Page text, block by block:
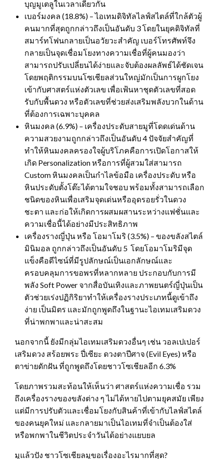
บุญมูเตลูในเวลาเดียวกัน
เบอร์มงคล (18.8%) – ไอเทมดิจิทัลไลฟ์สไตล์ที่ใกล้ตัวผู้
คนมากที่สุดถูกกล่าวถึงเป็นอันดับ 3 โดยในยุคดิจิทัลที่
สมาร์ทโฟนกลายเป็นอวัยวะสำคัญ เบอร์โทรศัพท์จึง
กลายเป็นจุดเชื่อมโยงทางความเชื่อที่ผู้คนมองว่า
สามารถปรับเปลี่ยนได้ง่ายและจับต้องผลลัพธ์ได้ชัดเจน
โดยพฤติกรรมบนโซเชียลส่วนใหญ่มักเป็นการผูกโยง
เข้ากับศาสตร์แห่งตัวเลข เพื่อเฟ้นหาชุดตัวเลขที่สอด
รับกับพื้นดวง หรือตัวเลขที่ช่วยส่งเสริมพลังบวกในด้าน
ที่ต้องการเฉพาะบุคคล
หินมงคล (6.9%) – เครื่องประดับสายมูที่โดดเด่นด้าน
ความสวยงามถูกกล่าวถึงเป็นอันดับ 4 ปัจจัยสำคัญที่
ทำให้หินมงคลครองใจผู้บริโภคคือการเปิดโอกาสให้
เกิด Personalization หรือการที่ผู้สวมใส่สามารถ
Custom หินมงคลเป็นกำไลข้อมือ เครื่องประดับ หรือ
หินประดับตั้งโต๊ะได้ตามใจชอบ พร้อมทั้งสามารถเลือก
ชนิดของหินเพื่อเสริมจุดเด่นหรืออุดรอยรั่วในดวง
ชะตา และก่อให้เกิดการผสมผสานระหว่างแฟชั่นและ
ความเชื่อนี้ได้อย่างมีประสิทธิภาพ
เครื่องรางญี่ปุ่น หรือ โอมาโมริ (3.5%) – ของขลังสไตล์
มินิมอล ถูกกล่าวถึงเป็นอันดับ 5 โดยโอมาโมริมีจุด
แข็งคือดีไซน์ที่มีรูปลักษณ์เป็นเอกลักษณ์และ
ครอบคลุมการขอพรที่หลากหลาย ประกอบกับการมี
พลัง Soft Power จากสื่อบันเทิงและภาพยนตร์ญี่ปุ่นเป็น
ตัวช่วยเร่งปฏิกิริยาทำให้เครื่องรางประเภทนี้ดูเข้าถึง
ง่าย เป็นมิตร และมักถูกพูดถึงในฐานะไอเทมเสริมดวง
ที่น่าพกพาและน่าสะสม
นอกจากนี้ ยังมีกลุ่มไอเทมเสริมดวงอื่นๆ เช่น วอลเปเปอร์
เสริมดวง สร้อยพระ ปี่เซียะ ดวงตาปีศาจ (Evil Eyes) หรือ
ตาข่ายดักฝัน ที่ถูกพูดถึงโดยชาวโซเชียลอีก 6.3%
โดยภาพรวมสะท้อนให้เห็นว่า ศาสตร์แห่งความเชื่อ รวม
ถึงเครื่องรางของขลังต่าง ๆ ไม่ได้หายไปตามยุคสมัย เพียง
แต่มีการปรับตัวและเชื่อมโยงกับสินค้าที่เข้ากับไลฟ์สไตล์
ของคนยุคใหม่ และกลายมาเป็นไอเทมที่จำเป็นต้องใส่
หรือพกพาในชีวิตประจำวันได้อย่างแยบยล
มูแล้วปัง ชาวโซเชียลมูขอเรื่องอะไรมากที่สุด?